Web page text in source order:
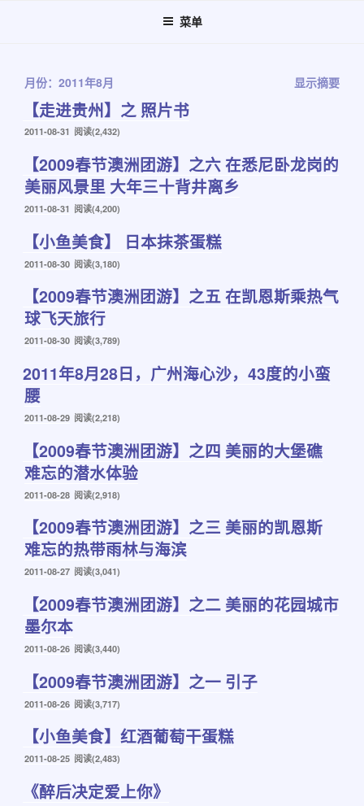
菜单
显示摘要
月份：2011年8月
【走进贵州】之 照片书
发
2011-08-31 阅读(2,432)
【2009春节澳洲团游】之六 在悉尼卧龙岗的
美丽风景里 大年三十背井离乡
发
2011-08-31 阅读(4,200)
【小鱼美食】 日本抹茶蛋糕
发
2011-08-30 阅读(3,180)
【2009春节澳洲团游】之五 在凯恩斯乘热气
球飞天旅行
发
于
2011-08-30 阅读(3,789)
2011年8月28日，广州海心沙，43度的小蛮
腰
发
2011-08-29 阅读(2,218)
【2009春节澳洲团游】之四 美丽的大堡礁
难忘的潜水体验
发
2011-08-28 阅读(2,918)
【2009春节澳洲团游】之三 美丽的凯恩斯
难忘的热带雨林与海滨
发
2011-08-27 阅读(3,041)
【2009春节澳洲团游】之二 美丽的花园城市
墨尔本
发
2011-08-26 阅读(3,440)
【2009春节澳洲团游】之一 引子
发
2011-08-26 阅读(3,717)
【小鱼美食】红酒葡萄干蛋糕
发
于
2011-08-25 阅读(2,483)
《醉后决定爱上你》